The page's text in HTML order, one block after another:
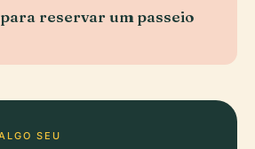
reservar um passeio
SEU